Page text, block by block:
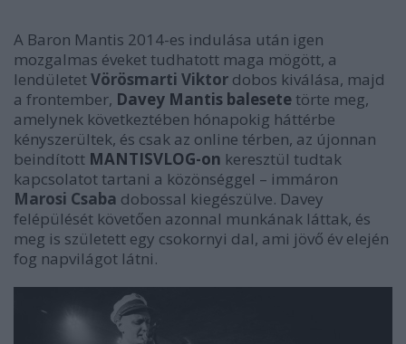
A Baron Mantis 2014-es indulása után igen
mozgalmas éveket tudhatott maga mögött, a
lendületetVörösmarti Viktor dobos kiválása, majd
a frontember, Davey Mantis balesete törte meg,
amelynek következtében hónapokig háttérbe
kényszerültek, és csak az online térben, az újonnan
beindított MANTISVLOG-on keresztül tudtak
kapcsolatot tartani a közönséggel – immáron
Marosi Csaba dobossal kiegészülve. Davey
felépülését követően azonnal munkának láttak, és
meg is született egy csokornyi dal, ami jövő év elején
fog napvilágot látni.